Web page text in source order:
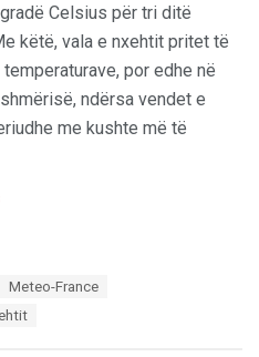
Celsius për tri ditë
këtë, vala e nxehtit pritet të
por edhe në
ndërsa vendet e
me kushte më të
Meteo-France